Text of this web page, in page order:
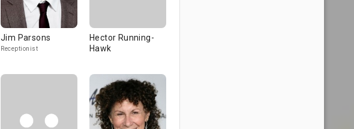
Jim Parsons
Receptionist
Hector Running-
Hawk